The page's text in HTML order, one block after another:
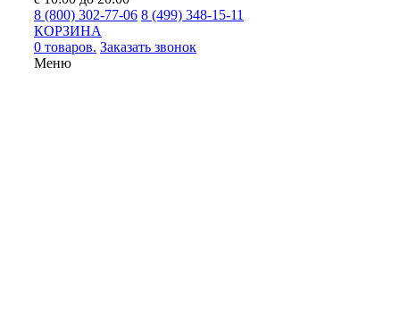
8 (800) 302-77-06 8 (499) 348-15-11
КОРЗИНА
0 товаров. Заказать звонок
Меню